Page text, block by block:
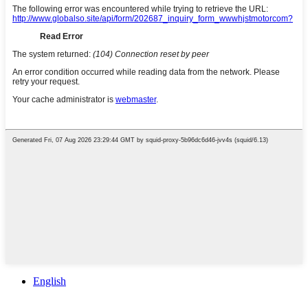
English